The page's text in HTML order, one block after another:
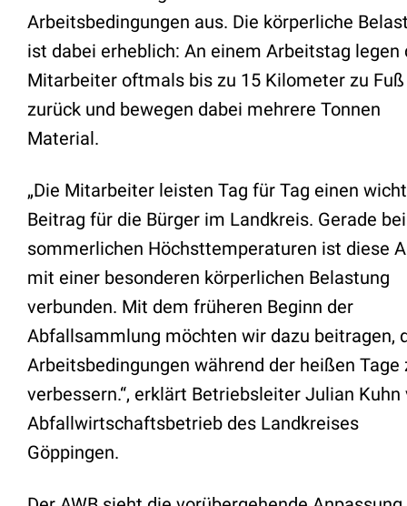
Arbeitsbedingungen aus. Die körperliche
ist dabei erheblich: An einem Arbeitstag legen
Mitarbeiter oftmals bis zu 15 Kilometer zu Fuß
zurück und bewegen dabei mehrere Tonnen
Material.
„Die Mitarbeiter leisten Tag für Tag einen
Beitrag für die Bürger im Landkreis. Gerade bei
sommerlichen Höchsttemperaturen ist diese
mit einer besonderen körperlichen Belastung
verbunden. Mit dem früheren Beginn der
Abfallsammlung möchten wir dazu beitragen,
Arbeitsbedingungen während der heißen Tage
verbessern.“, erklärt Betriebsleiter Julian Kuhn
Abfallwirtschaftsbetrieb des Landkreises
Göppingen.